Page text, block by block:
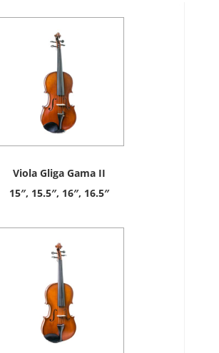
Viola Gliga Gama II
15″, 15.5″, 16″, 16.5″